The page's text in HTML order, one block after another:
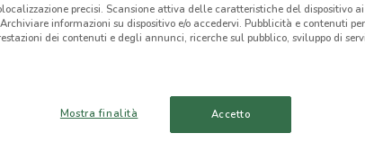
le
un
precisi. Scansione attiva delle caratteristiche del dispositivo
informazioni su dispositivo e/o accedervi. Pubblicità e contenuti
dei contenuti e degli annunci, ricerche sul pubblico, sviluppo di
Mostra finalità Accetto